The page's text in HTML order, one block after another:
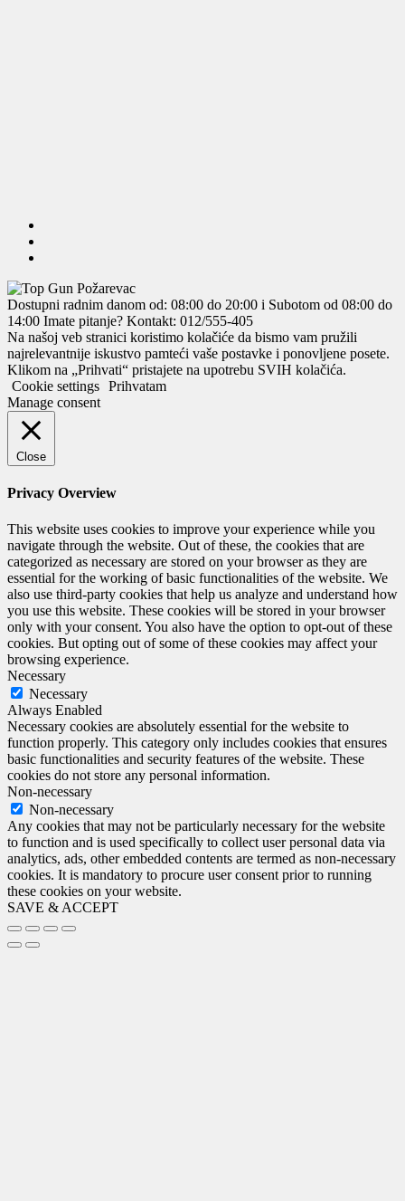
Dostupni radnim danom od: 08:00 do 20:00 i Subotom od 08:00 do
14:00 Imate pitanje? Kontakt: 012/555-405
Na našoj veb stranici koristimo kolačiće da bismo vam pružili
najrelevantnije iskustvo pamteći vaše postavke i ponovljene posete.
Klikom na „Prihvati“ pristajete na upotrebu SVIH kolačića.
Cookie settings Prihvatam
Manage consent
Close
Privacy Overview
This website uses cookies to improve your experience while you
navigate through the website. Out of these, the cookies that are
categorized as necessary are stored on your browser as they are
essential for the working of basic functionalities of the website. We
also use third-party cookies that help us analyze and understand how
you use this website. These cookies will be stored in your browser
only with your consent. You also have the option to opt-out of these
cookies. But opting out of some of these cookies may affect your
browsing experience.
Necessary
Necessary
Always Enabled
Necessary cookies are absolutely essential for the website to
function properly. This category only includes cookies that ensures
basic functionalities and security features of the website. These
cookies do not store any personal information.
Non-necessary
Non-necessary
Any cookies that may not be particularly necessary for the website
to function and is used specifically to collect user personal data via
analytics, ads, other embedded contents are termed as non-necessary
cookies. It is mandatory to procure user consent prior to running
these cookies on your website.
SAVE & ACCEPT